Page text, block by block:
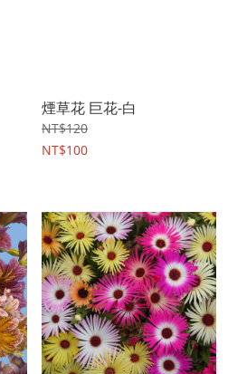
煙草花 巨花-白
NT$120
NT$100